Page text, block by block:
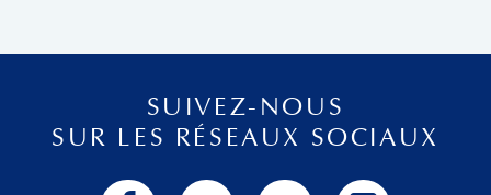
SUIVEZ-NOUS
SUR LES RÉSEAUX SOCIAUX